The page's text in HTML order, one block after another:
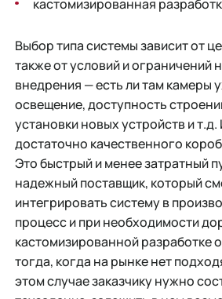
кастомизированная
Выбор типа системы зависит от
также от условий и ограничений
внедрения — есть ли там камеры
освещение, доступность
установки новых устройств и
достаточно качественного
Это быстрый и менее затратный
надежный поставщик, который
интегрировать систему в
процесс и при необходимости
кастомизированной разработке
тогда, когда на рынке нет
этом случае заказчику нужно